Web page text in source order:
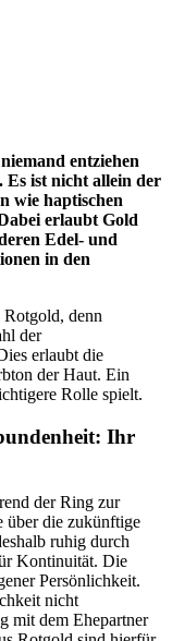
entziehen
Es ist nicht allein der
wie haptischen
erlaubt Gold
Edel- und
in den
Rotgold, denn
der
erlaubt die
der Haut. Ein
Rolle spielt.
Ihr
der Ring zur
über die zukünftige
ruhig durch
Kontinuität. Die
Persönlichkeit.
nicht
mit dem Ehepartner